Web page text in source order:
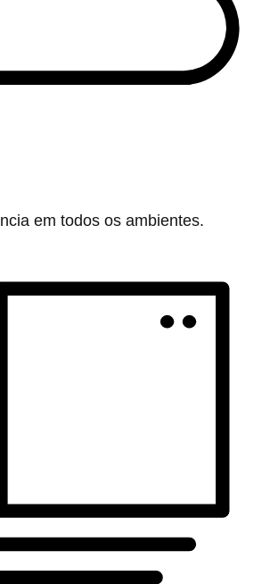
em todos os ambientes.